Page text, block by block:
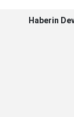
Haberin